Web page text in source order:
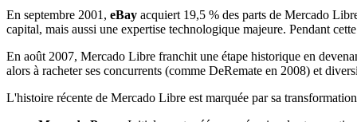
En septembre 2001, eBay acquiert 19,5 % des parts de Mercado
capital, mais aussi une expertise technologique majeure. Pendant
En août 2007, Mercado Libre franchit une étape historique en
alors à racheter ses concurrents (comme DeRemate en 2008) et
L'histoire récente de Mercado Libre est marquée par sa